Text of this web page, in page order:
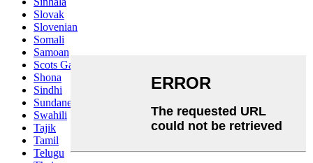
Slovak
Slovenian
Somali
Samoan
Scots Gaelic
Shona
Sindhi
Sundanese
Swahili
Tajik
Tamil
Telugu